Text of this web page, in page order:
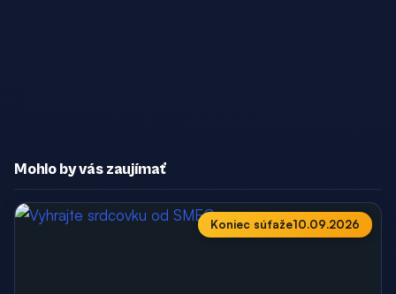
Mohlo by vás zaujímať
Koniec súťaže10.09.2026